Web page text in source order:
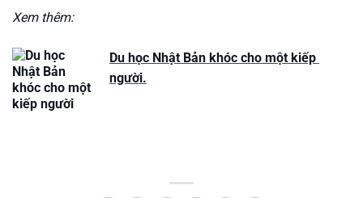
Xem thêm:
Du học Nhật Bản khóc cho một kiếp
người.